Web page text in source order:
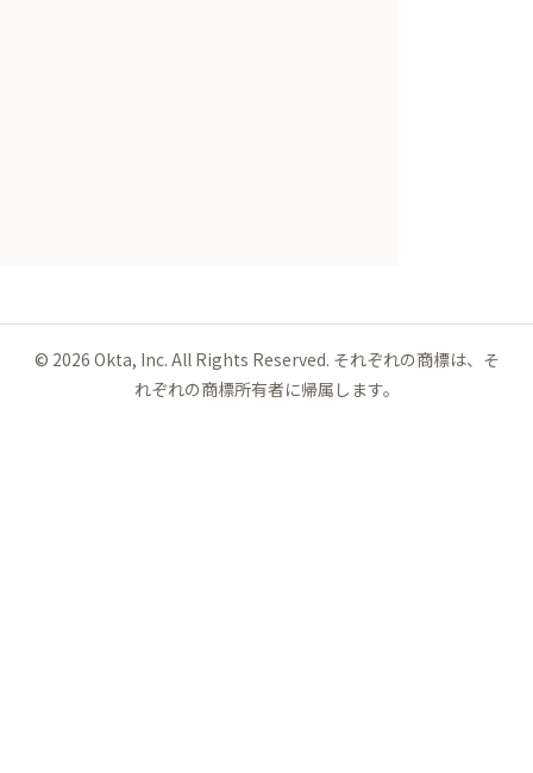
© 2026 Okta, Inc. All Rights Reserved. それぞれの商標は、そ
れぞれの商標所有者に帰属します。